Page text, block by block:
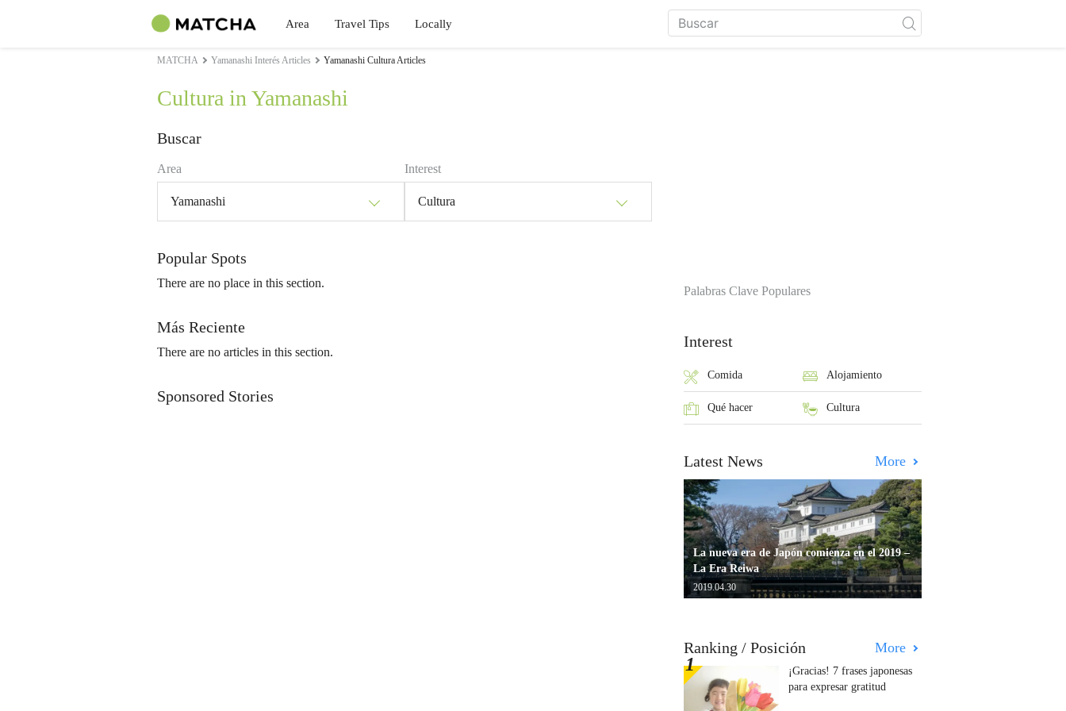
Area Travel Tips Locally
MATCHA Yamanashi Interés Articles Yamanashi Cultura Articles
Cultura in Yamanashi
Buscar
Area
Yamanashi
Interest
Cultura
Popular Spots
There are no place in this section.
Más Reciente
There are no articles in this section.
Sponsored Stories
Palabras Clave Populares
Interest
Comida Alojamiento
Qué hacer Cultura
Latest News More
La nueva era de Japón comienza en el 2019 –
La Era Reiwa
2019.04.30
Ranking / Posición More
¡Gracias! 7 frases japonesas
para expresar gratitud